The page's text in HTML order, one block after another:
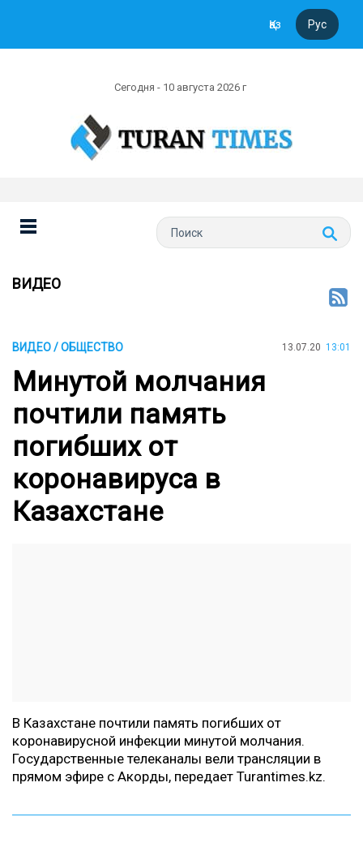
Қаз Рус
Сегодня - 10 августа 2026 г
ВИДЕО
ВИДЕО / ОБЩЕСТВО 13.07.20 13:01
Минутой молчания
почтили память
погибших от
коронавируса в
Казахстане
В Казахстане почтили память погибших от
коронавирусной инфекции минутой молчания.
Государственные телеканалы вели трансляции в
прямом эфире с Акорды, передает Turantimes.kz.